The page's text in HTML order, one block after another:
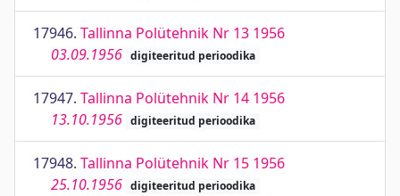
17946. Tallinna Polütehnik Nr 13 1956
03.09.1956 digiteeritud perioodika
17947. Tallinna Polütehnik Nr 14 1956
13.10.1956 digiteeritud perioodika
17948. Tallinna Polütehnik Nr 15 1956
25.10.1956 digiteeritud perioodika